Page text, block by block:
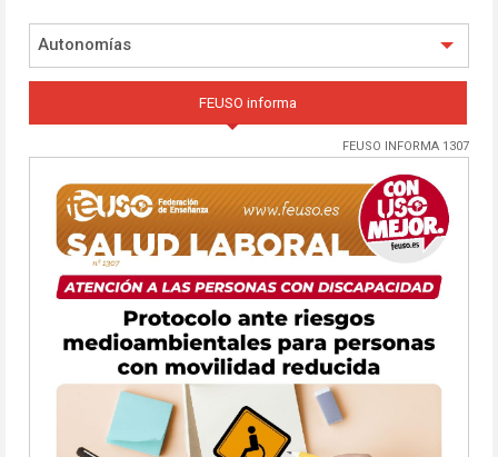
Autonomías
FEUSO informa
FEUSO INFORMA 1307